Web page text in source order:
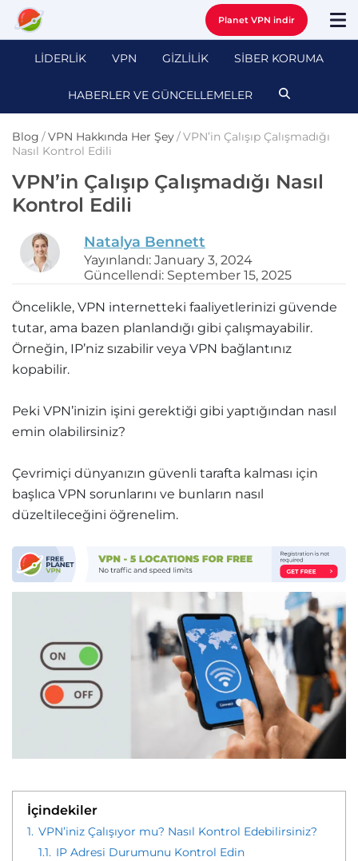
Planet VPN indir
LİDERLİK VPN GİZLİLİK SİBER KORUMA
HABERLER VE GÜNCELLEMELER
Blog /VPN Hakkında Her Şey/VPN’in Çalışıp Çalışmadığı
Nasıl Kontrol Edili
VPN’in Çalışıp Çalışmadığı Nasıl
Kontrol Edili
Natalya Bennett
Yayınlandı: January 3, 2024
Güncellendi: September 15, 2025
Öncelikle, VPN internetteki faaliyetlerinizi güvende
tutar, ama bazen planlandığı gibi çalışmayabilir.
Örneğin, IP’niz sızabilir veya VPN bağlantınız
kopabilir.
Peki VPN’inizin işini gerektiği gibi yaptığından nasıl
emin olabilirsiniz?
Çevrimiçi dünyanızın güvenli tarafta kalması için
başlıca VPN sorunlarını ve bunların nasıl
düzeltileceğini öğrenelim.
İçindekiler
1. VPN’iniz Çalışıyor mu? Nasıl Kontrol Edebilirsiniz?
1.1. IP Adresi Durumunu Kontrol Edin